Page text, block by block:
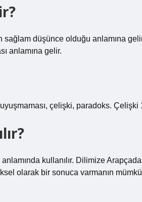
sağlam düşünce olduğu anlamına
anlamına gelir.
çelişki, paradoks.
kullanılır. Dilimize
olarak bir sonuca varmanın